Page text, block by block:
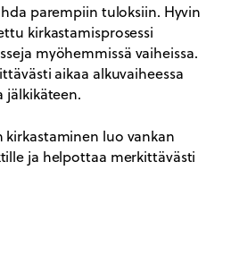
parempiin tuloksiin. Hyvin
kirkastamisprosessi
myöhemmissä vaiheissa.
aikaa alkuvaiheessa
jälkikäteen.
luo vankan
ja helpottaa merkittävästi